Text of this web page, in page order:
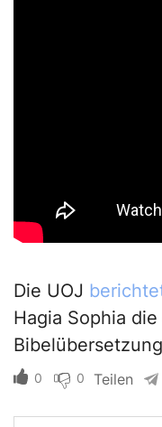
Die UOJ
Hagia Sophia
0 0 Teilen